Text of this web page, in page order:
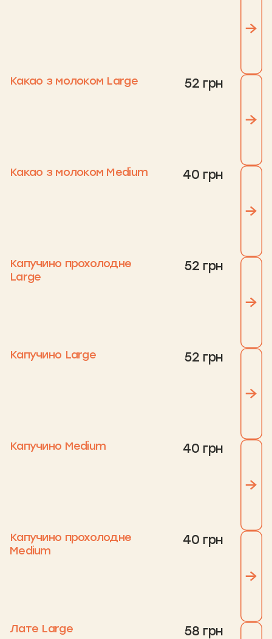
Какао з молоком Large 52 грн
Какао з молоком Medium 40 грн
Капучино прохолодне
Large
52 грн
Капучино Large 52 грн
Капучино Medium 40 грн
Капучино прохолодне
Medium
40 грн
Лате Large 58 грн